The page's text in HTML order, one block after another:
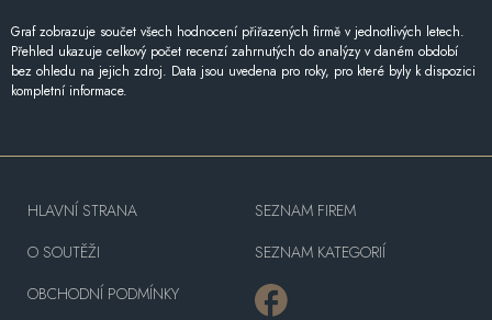
Graf zobrazuje součet všech hodnocení přiřazených firmě v jednotlivých letech.
Přehled ukazuje celkový počet recenzí zahrnutých do analýzy v daném období
bez ohledu na jejich zdroj. Data jsou uvedena pro roky, pro které byly k dispozici
kompletní informace.
HLAVNÍ STRANA
O SOUTĚŽI
OBCHODNÍ PODMÍNKY
SEZNAM FIREM
SEZNAM KATEGORIÍ